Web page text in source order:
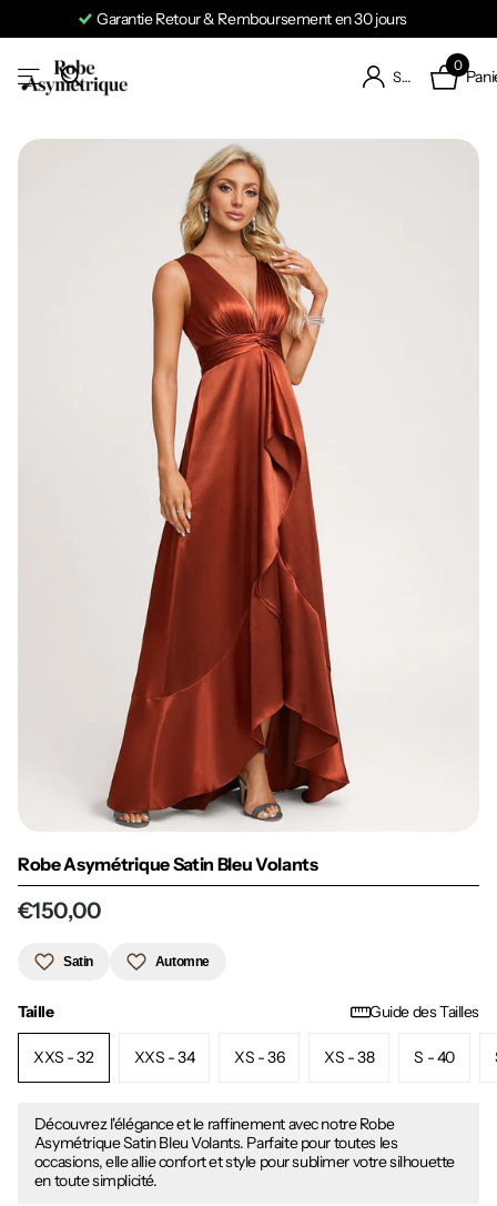
Garantie Retour & Remboursement en 30 jours
S'identifier
0
Robe Asymétrique Satin Bleu Volants
€150,00
Satin Automne
Taille Guide des Tailles
XXS - 32 XXS - 34 XS - 36 XS - 38 S - 40
Découvrez l'élégance et le raffinement avec notre Robe
Asymétrique Satin Bleu Volants. Parfaite pour toutes les
occasions, elle allie confort et style pour sublimer votre silhouette
en toute simplicité.